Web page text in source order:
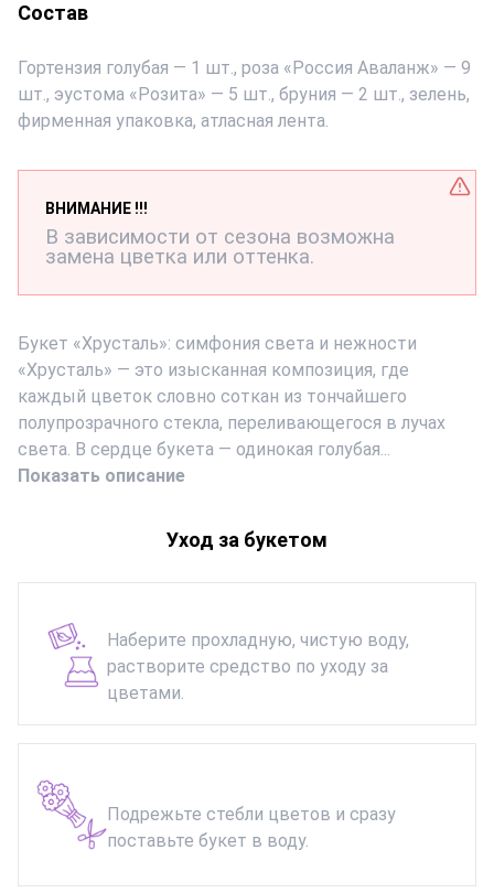
Состав
Гортензия голубая — 1 шт., роза «Россия Аваланж» — 9
шт., эустома «Розита» — 5 шт., бруния — 2 шт., зелень,
фирменная упаковка, атласная лента.
ВНИМАНИЕ !!!
В зависимости от сезона возможна
замена цветка или оттенка.
Букет «Хрусталь»: симфония света и нежности
«Хрусталь» — это изысканная композиция, где
каждый цветок словно соткан из тончайшего
полупрозрачного стекла, переливающегося в лучах
света. В сердце букета — одинокая голубая...
Показать описание
Уход за букетом
Наберите прохладную, чистую воду,
растворите средство по уходу за
цветами.
Подрежьте стебли цветов и сразу
поставьте букет в воду.